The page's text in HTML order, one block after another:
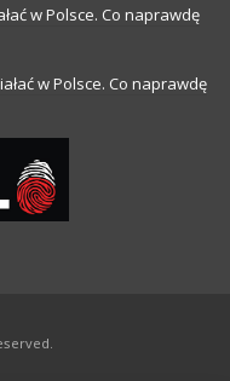
w Polsce. Co naprawdę
w Polsce. Co naprawdę